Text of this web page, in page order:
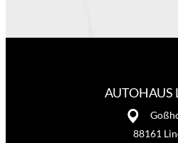
AUTOHAUS
88161